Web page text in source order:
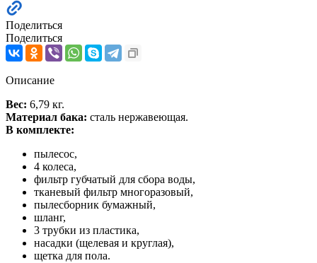
Поделиться
Поделиться
Описание
Вес: 6,79 кг.
Материал бака: сталь нержавеющая.
В комплекте:
пылесос,
4 колеса,
фильтр губчатый для сбора воды,
тканевый фильтр многоразовый,
пылесборник бумажный,
шланг,
3 трубки из пластика,
насадки (щелевая и круглая),
щетка для пола.